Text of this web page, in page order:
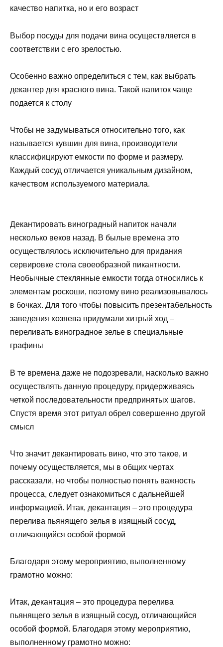
качество напитка, но и его возраст
Выбор посуды для подачи вина осуществляется в
соответствии с его зрелостью.
Особенно важно определиться с тем, как выбрать
декантер для красного вина. Такой напиток чаще
подается к столу
Чтобы не задумываться относительно того, как
называется кувшин для вина, производители
классифицируют емкости по форме и размеру.
Каждый сосуд отличается уникальным дизайном,
качеством используемого материала.
Декантировать виноградный напиток начали
несколько веков назад. В былые времена это
осуществлялось исключительно для придания
сервировке стола своеобразной пикантности.
Необычные стеклянные емкости тогда относились к
элементам роскоши, поэтому вино реализовывалось
в бочках. Для того чтобы повысить презентабельность
заведения хозяева придумали хитрый ход –
переливать виноградное зелье в специальные
графины
В те времена даже не подозревали, насколько важно
осуществлять данную процедуру, придерживаясь
четкой последовательности предпринятых шагов.
Спустя время этот ритуал обрел совершенно другой
смысл
Что значит декантировать вино, что это такое, и
почему осуществляется, мы в общих чертах
рассказали, но чтобы полностью понять важность
процесса, следует ознакомиться с дальнейшей
информацией. Итак, декантация – это процедура
перелива пьянящего зелья в изящный сосуд,
отличающийся особой формой
Благодаря этому мероприятию, выполненному
грамотно можно:
Итак, декантация – это процедура перелива
пьянящего зелья в изящный сосуд, отличающийся
особой формой. Благодаря этому мероприятию,
выполненному грамотно можно: